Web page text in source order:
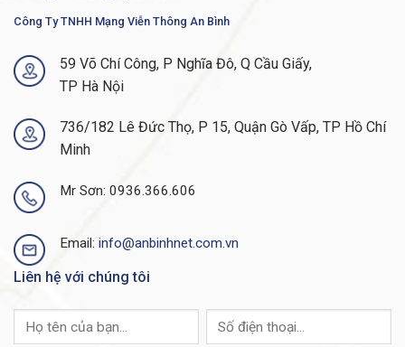
Công Ty TNHH Mạng Viễn Thông An Bình
59 Võ Chí Công, P Nghĩa Đô, Q Cầu Giấy,
TP Hà Nội
736/182 Lê Đức Thọ, P 15, Quận Gò Vấp, TP Hồ Chí
Minh
Mr Sơn: 0936.366.606
Email: info@anbinhnet.com.vn
Liên hệ với chúng tôi